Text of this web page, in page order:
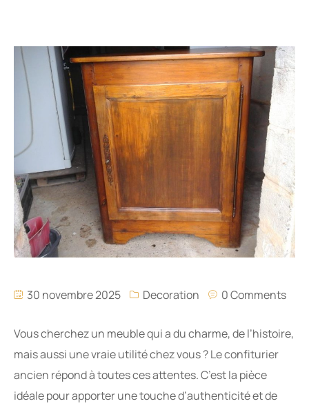
30 novembre 2025 Decoration 0 Comments
Vous cherchez un meuble qui a du charme, de l’histoire,
mais aussi une vraie utilité chez vous ? Le confiturier
ancien répond à toutes ces attentes. C’est la pièce
idéale pour apporter une touche d’authenticité et de